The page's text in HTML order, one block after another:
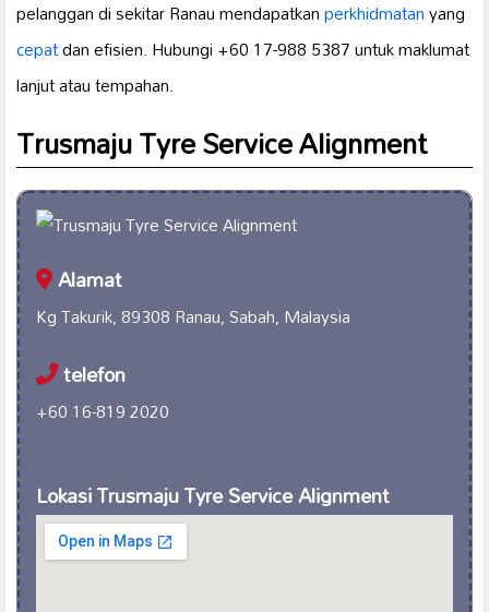
pelanggan di sekitar Ranau mendapatkanperkhidmatanyang
cepatdan efisien. Hubungi +60 17-988 5387 untuk maklumat
lanjut atau tempahan.
Trusmaju Tyre Service Alignment
Alamat
Kg Takurik, 89308 Ranau, Sabah, Malaysia
telefon
+60 16-819 2020
Lokasi Trusmaju Tyre Service Alignment